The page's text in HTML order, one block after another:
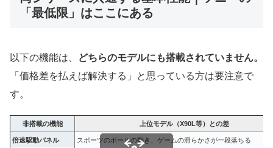
「最低限」はここにある
以下の機能は、
どちらのモデルにも搭載されていません。
「価格差を払えば解決する」と思っている方は要注意で
す。
非搭載の機能 上位モデル（X90L等）との差
倍速駆動パネル スポーツのボールの動き、ゲームの滑らかさが一段落ちる